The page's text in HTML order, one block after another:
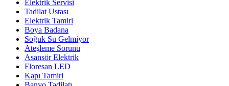
Elektrik Servisi
Tadilat Ustası
Elektrik Tamiri
Boya Badana
Soğuk Su Gelmiyor
Ateşleme Sorunu
Asansör Elektrik
Floresan LED
Kapı Tamiri